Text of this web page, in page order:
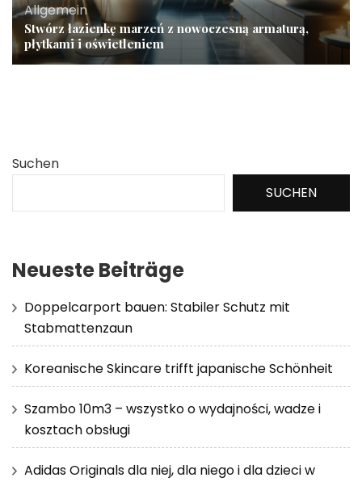
Allgemein
Stwórz łazienkę marzeń z nowoczesną armaturą,
płytkami i oświetleniem
Suchen
SUCHEN
Neueste Beiträge
Doppelcarport bauen: Stabiler Schutz mit
Stabmattenzaun
Koreanische Skincare trifft japanische Schönheit
Szambo 10m3 – wszystko o wydajności, wadze i
kosztach obsługi
Adidas Originals dla niej, dla niego i dla dzieci w